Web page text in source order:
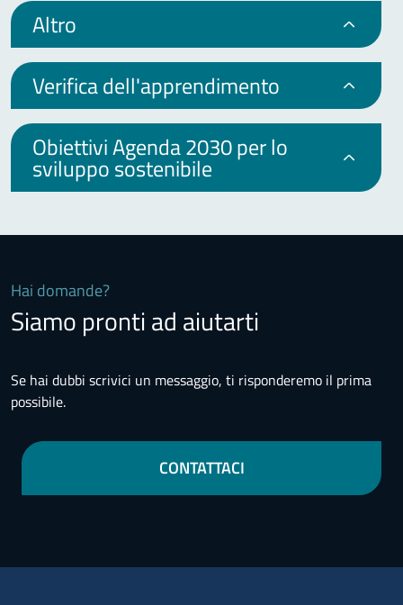
Altro
Verifica dell'apprendimento
Obiettivi Agenda 2030 per lo
sviluppo sostenibile
Hai domande?
Siamo pronti ad aiutarti
Se hai dubbi scrivici un messaggio, ti risponderemo il prima
possibile.
CONTATTACI